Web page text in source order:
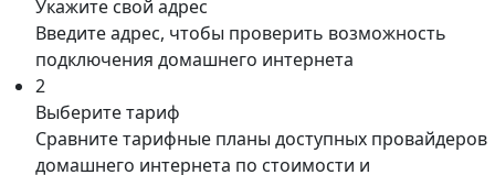
Укажите свой адрес
Введите адрес, чтобы проверить возможность
подключения домашнего интернета
2
Выберите тариф
Сравните тарифные планы доступных провайдеров
домашнего интернета по стоимости и